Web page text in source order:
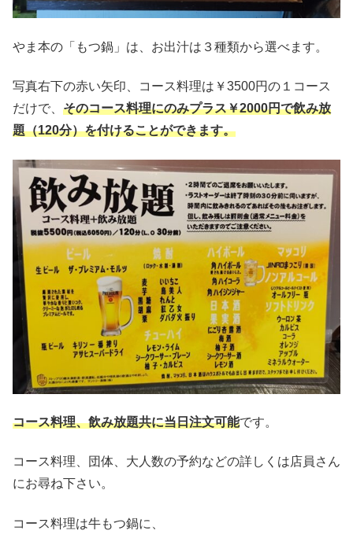
やま本の「もつ鍋」は、お出汁は３種類から選べます。
写真右下の赤い矢印、コース料理は￥3500円の１コース
だけで、 そのコース料理にのみプラス￥2000円で飲み放
題（120分）を付けることができます。
コース料理、飲み放題共に当日注文可能です。
コース料理、団体、大人数の予約などの詳しくは店員さん
にお尋ね下さい。
コース料理は牛もつ鍋に、